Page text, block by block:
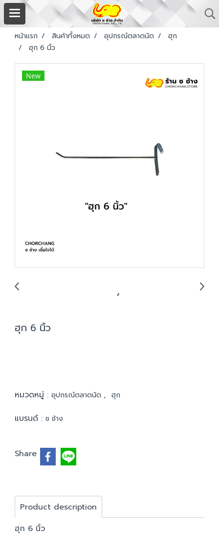
หน้าแรก สินค้าทั้งหมด อุปกรณ์ตลาดนัด
ฮุก
ฮุก 6 นิ้ว
New
ฮุก 6 นิ้ว
หมวดหมู่ : อุปกรณ์ตลาดนัด , ฮุก
แบรนด์ : ช ช้าง
Share
Product description
ฮุก 6 นิ้ว